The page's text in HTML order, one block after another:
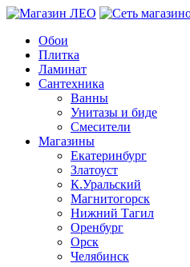
Обои
Плитка
Ламинат
Сантехника
Ванны
Унитазы и биде
Смесители
Магазины
Екатеринбург
Златоуст
К.Уральский
Магнитогорск
Нижний Тагил
Оренбург
Орск
Челябинск